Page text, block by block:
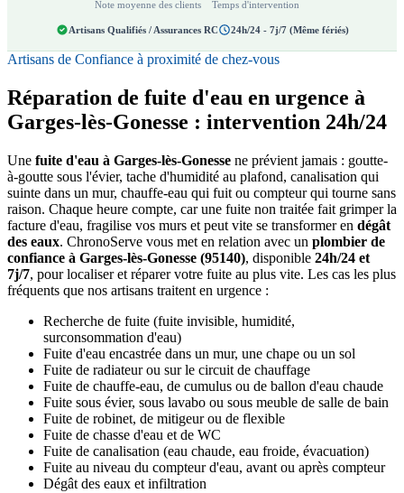
Note moyenne des clients Temps d'intervention
Artisans Qualifiés / Assurances RC 24h/24 - 7j/7 (Même fériés)
Artisans de Confiance à proximité de chez-vous
Réparation de fuite d'eau en urgence à
Garges-lès-Gonesse : intervention 24h/24
Une fuite d'eau à Garges-lès-Gonesse ne prévient jamais : goutte-
à-goutte sous l'évier, tache d'humidité au plafond, canalisation qui
suinte dans un mur, chauffe-eau qui fuit ou compteur qui tourne sans
raison. Chaque heure compte, car une fuite non traitée fait grimper la
facture d'eau, fragilise vos murs et peut vite se transformer en dégât
des eaux. ChronoServe vous met en relation avec un plombier de
confiance à Garges-lès-Gonesse (95140), disponible 24h/24 et
7j/7, pour localiser et réparer votre fuite au plus vite. Les cas les plus
fréquents que nos artisans traitent en urgence :
Recherche de fuite (fuite invisible, humidité,
surconsommation d'eau)
Fuite d'eau encastrée dans un mur, une chape ou un sol
Fuite de radiateur ou sur le circuit de chauffage
Fuite de chauffe-eau, de cumulus ou de ballon d'eau chaude
Fuite sous évier, sous lavabo ou sous meuble de salle de bain
Fuite de robinet, de mitigeur ou de flexible
Fuite de chasse d'eau et de WC
Fuite de canalisation (eau chaude, eau froide, évacuation)
Fuite au niveau du compteur d'eau, avant ou après compteur
Dégât des eaux et infiltration